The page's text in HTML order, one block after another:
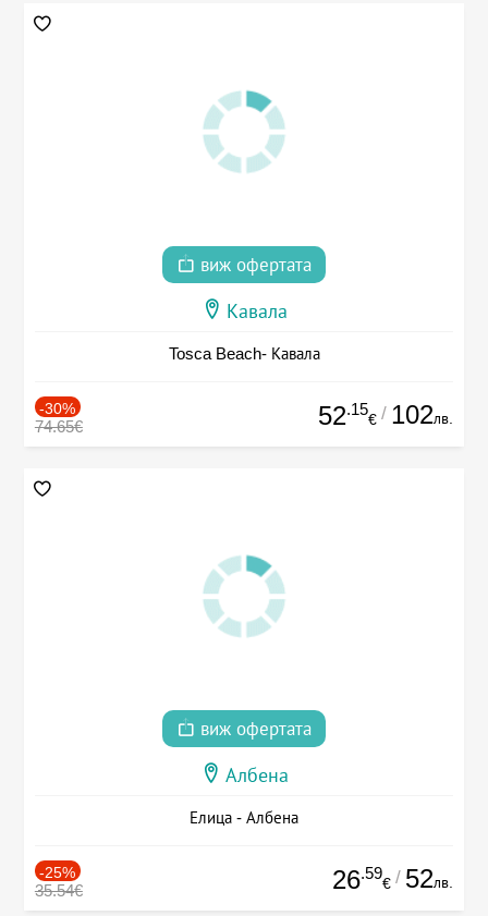
виж офертата
Кавала
Tosca Beach- Кавала
-30%
74.65€ 52.15
€ / 102лв.
виж офертата
Албена
Елица - Албена
-25%
35.54€ 26.59
€ / 52лв.